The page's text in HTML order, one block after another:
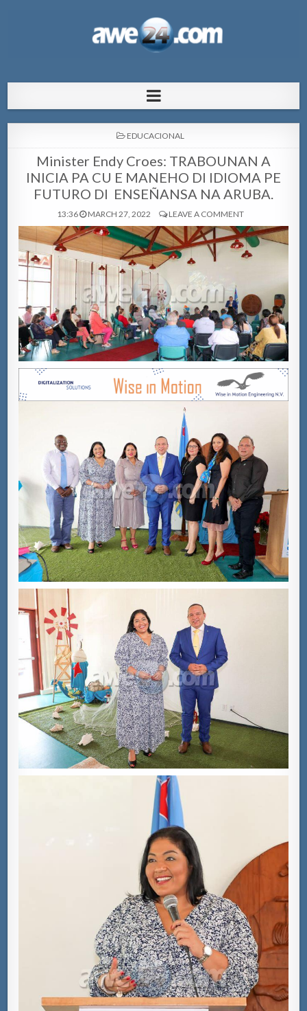
pa Aruba
POSTED
EDUCACIONAL
Minister Endy Croes: TRABOUNAN A
INICIA PA CU E MANEHO DI IDIOMA PE
FUTURO DI ENSEÑANSA NA ARUBA.
13:36 MARCH 27, 2022 LEAVE A COMMENT